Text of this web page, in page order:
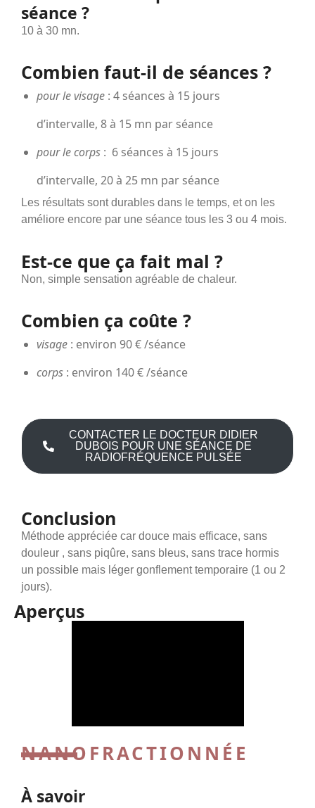
séance ?
10 à 30 mn.
Combien faut-il de séances ?
pour le visage : 4 séances à 15 jours
d’intervalle, 8 à 15 mn par séance
pour le corps : 6 séances à 15 jours
d’intervalle, 20 à 25 mn par séance
Les résultats sont durables dans le temps, et on les
améliore encore par une séance tous les 3 ou 4 mois.
Est-ce que ça fait mal ?
Non, simple sensation agréable de chaleur.
Combien ça coûte ?
visage : environ 90 € /séance
corps : environ 140 € /séance
CONTACTER LE DOCTEUR DIDIER
DUBOIS POUR UNE SÉANCE DE
RADIOFRÉQUENCE PULSÉE
Conclusion
Méthode appréciée car douce mais efficace, sans
douleur , sans piqûre, sans bleus, sans trace hormis
un possible mais léger gonflement temporaire (1 ou 2
jours).
Aperçus
NANOFRACTIONNÉE
À savoir